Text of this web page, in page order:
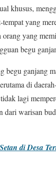
khusus,
yang
orang yang
begu
begu ganjang
di
lagi
dari warisan
di Desa